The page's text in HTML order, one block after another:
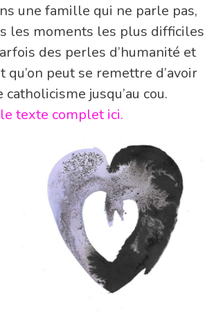
une famille qui ne parle pas,
les moments les plus difficiles
des perles d’humanité et
peut se remettre d’avoir
jusqu’au cou.
texte complet ici.